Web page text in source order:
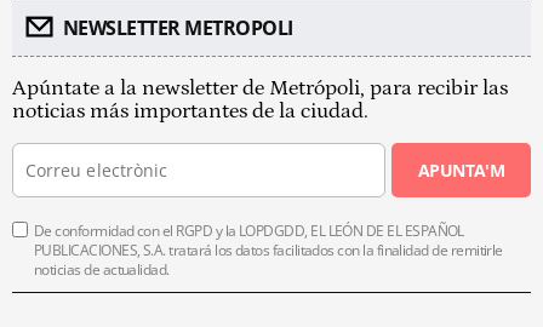
NEWSLETTER METROPOLI
Apúntate a la newsletter de Metrópoli, para recibir las
noticias más importantes de la ciudad.
APUNTA'M
De conformidad con el RGPD y la LOPDGDD, EL LEÓN DE EL ESPAÑOL
PUBLICACIONES, S.A. tratará los datos facilitados con la finalidad de remitirle
noticias de actualidad.